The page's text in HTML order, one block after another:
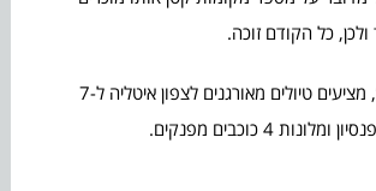
כל הקודם זוכה.
בחברת ‘פאנטסתי’, מציעים טיולים מאורגנים לצפון איטליה ל-7
4 כוכבים מפנקים.